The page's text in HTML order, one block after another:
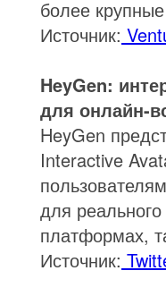
более
Источник:
HeyGen:
для онлайн-
HeyGen
Interactive
для
платформах,
Источник: